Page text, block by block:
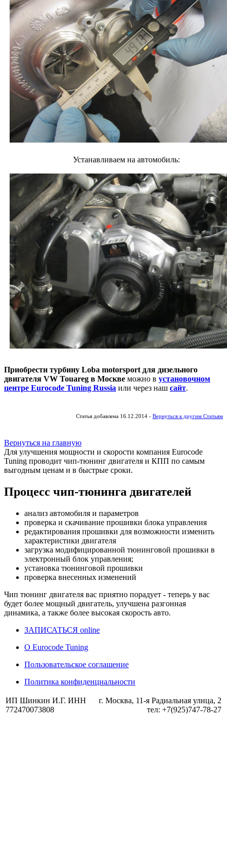
Устанавливаем на автомобиль:
Приобрести турбину Loba motorsport для дизельного
двигателя VW Touareg в Москве можно в установочном
центре Eurocode Tuning Russia или через наш сайт.
Статья добавлена 16.12.2014 - Вернуться к другим Статьям
Вернуться на главную
Для улучшения мощности и скорости компания Eurocode
Tuning проводит чип-тюнинг двигателя и КПП по самым
выгодным ценам и в быстрые сроки.
Процесс чип-тюнинга двигателей
анализ автомобиля и параметров
проверка и скачивание прошивки блока управления
редактирования прошивки для возможности изменить
характеристики двигателя
загрузка модифицированной тюнинговой прошивки в
электронный блок управления;
установка тюнинговой прошивки
проверка внесенных изменений
Чип тюнинг двигателя вас приятно порадует - теперь у вас
будет более мощный двигатель, улучшена разгонная
динамика, а также более высокая скорость авто.
ЗАПИСАТЬСЯ online
О Eurocode Tuning
Пользовательское соглашение
Политика конфиденциальности
ИП Шинкин И.Г. ИНН
772470073808
г. Москва, 11-я Радиальная улица, 2
тел: +7(925)747-78-27